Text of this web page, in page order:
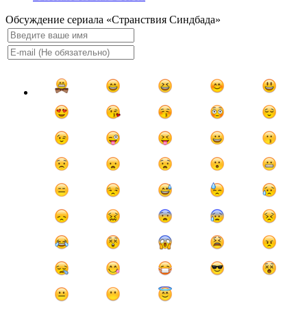
Обсуждение сериала «Странствия Синдбада»